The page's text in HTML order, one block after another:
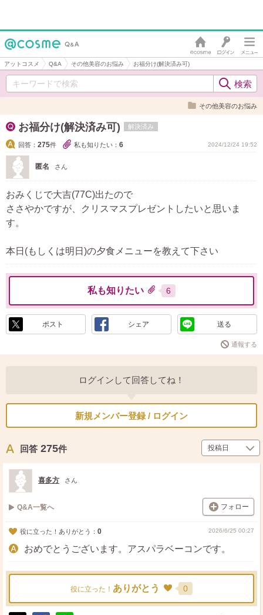
アットコスメ Q&A その他美容のお悩み お福分け(解決済み可)
その他美容のお悩み
お福分け(解決済み可) 解決済み
回答： 275件 私も知りたい： 6 2024/12/24 19:52
匿名 さん
おみくじで大吉(77C)出たので
ささやかですが、クリスマスプレゼントしたいと思いま
す。
本日(もしくは明日)の夕食メニューを教えて下さい
私も知りたい 6
ポスト シェア 送る
通報する
ログインして回答してね！
新規メンバー登録 / ログイン
回答 275件
喜多方 さん
Q&A一覧へ フォロー
役に立った！ありがとう： 0 2026/6/25 00:27
おめでとうございます。アスパラベーコンです。
役に立った！ ありがとう 0